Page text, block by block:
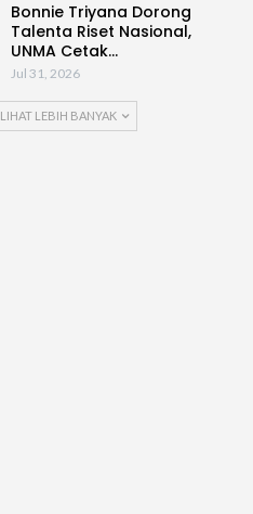
Bonnie Triyana Dorong
Talenta Riset Nasional,
UNMA Cetak…
Jul 31, 2026
LIHAT LEBIH BANYAK